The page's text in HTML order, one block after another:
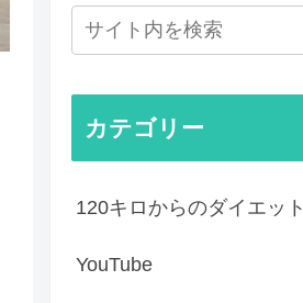
カテゴリー
120キロからのダイエット
YouTube